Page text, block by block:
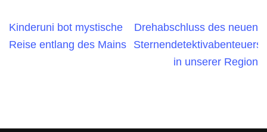
Kinderuni bot mystische
Reise entlang des Mains
Drehabschluss des neuen
Sternendetektivabenteuers
in unserer Region